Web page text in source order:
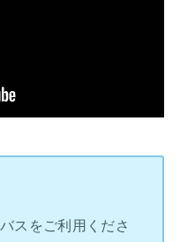
スをご利用くださ